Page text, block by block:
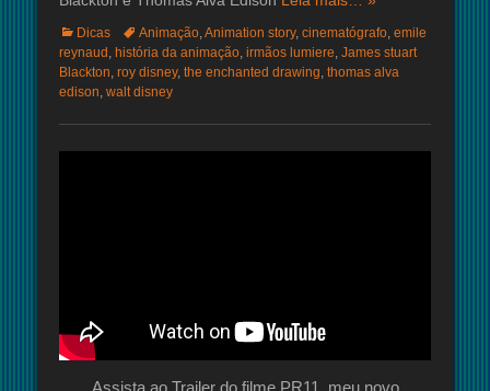
Categorias:
Dicas Tags:Animação,Animation story, cinematógrafo, emile
reynaud , história da animação, irmãos lumiere, James stuart
Blackton, roy disney, the enchanted drawing, thomas alva
edison, walt disney